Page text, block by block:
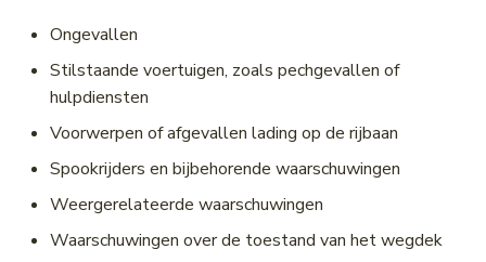
Ongevallen
Stilstaande voertuigen, zoals pechgevallen of
hulpdiensten
Voorwerpen of afgevallen lading op de rijbaan
Spookrijders en bijbehorende waarschuwingen
Weergerelateerde waarschuwingen
Waarschuwingen over de toestand van het wegdek